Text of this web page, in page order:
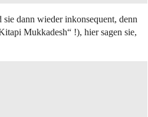
dann wieder inkonsequent, denn
Mukkadesh“ !), hier sagen sie,